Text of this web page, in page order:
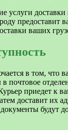
услуги
предоставит
ваших
в том, что
почтовое
приедет к
доставит их
будут